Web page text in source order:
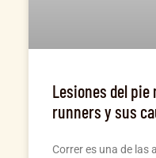
Lesiones del pie
runners y sus
Correr es una de las